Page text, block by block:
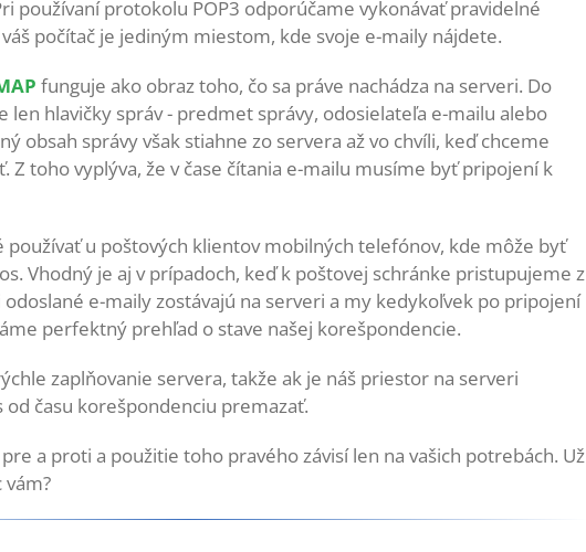
používaní protokolu POP3 odporúčame vykonávať pravidelné
počítač je jediným miestom, kde svoje e-maily nájdete.
funguje ako obraz toho, čo sa práve nachádza na serveri. Do
len hlavičky správ - predmet správy, odosielateľa e-mailu alebo
obsah správy však stiahne zo servera až vo chvíli, keď chceme
Z toho vyplýva, že v čase čítania e-mailu musíme byť pripojení k
u poštových klientov mobilných telefónov, kde môže byť
Vhodný je aj v prípadoch, keď k poštovej schránke pristupujeme z
e-maily zostávajú na serveri a my kedykoľvek po pripojení
perfektný prehľad o stave našej korešpondencie.
zaplňovanie servera, takže ak je náš priestor na serveri
času korešpondenciu premazať.
a proti a použitie toho pravého závisí len na vašich potrebách. Už